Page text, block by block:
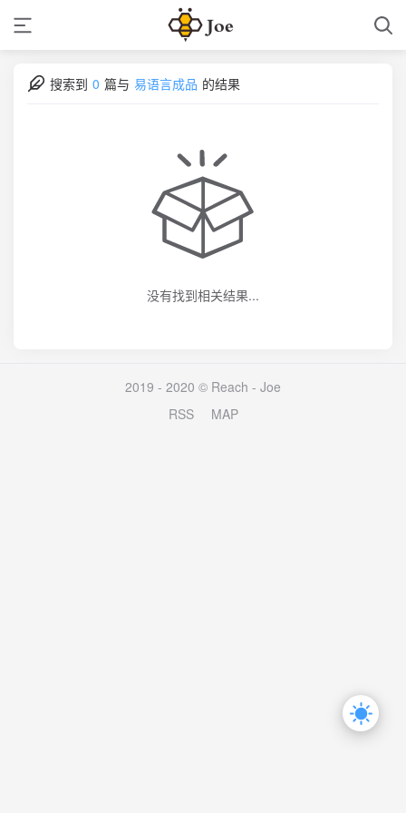
搜索到 0 篇与 易语言成品 的结果
没有找到相关结果...
2019 - 2020 © Reach - Joe
RSS
MAP